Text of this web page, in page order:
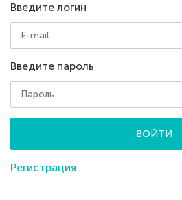
Введите логин
Введите пароль
ВОЙТИ
Регистрация